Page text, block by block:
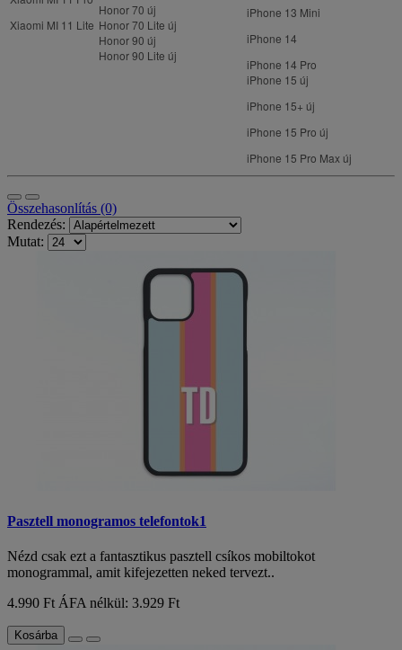
Xiaomi MI 11 Lite
Honor 70 új
Honor 70 Lite új
Honor 90 új
Honor 90 Lite új
iPhone 13 Mini
iPhone 14
iPhone 14 Pro
iPhone 15 új
iPhone 15+ új
iPhone 15 Pro új
iPhone 15 Pro Max új
Összehasonlítás (0)
Rendezés:
Mutat:
Pasztell monogramos telefontok1
Nézd csak ezt a fantasztikus pasztell csíkos mobiltokot
monogrammal, amit kifejezetten neked tervezt..
4.990 Ft ÁFA nélkül: 3.929 Ft
Kosárba